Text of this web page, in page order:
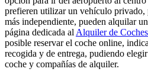
prefieren utilizar un vehículo privado,
más independiente, pueden alquilar
página dedicada al Alquiler de
posible reservar el coche online,
recogida y de entrega, pudiendo
coche y compañías de alquiler.